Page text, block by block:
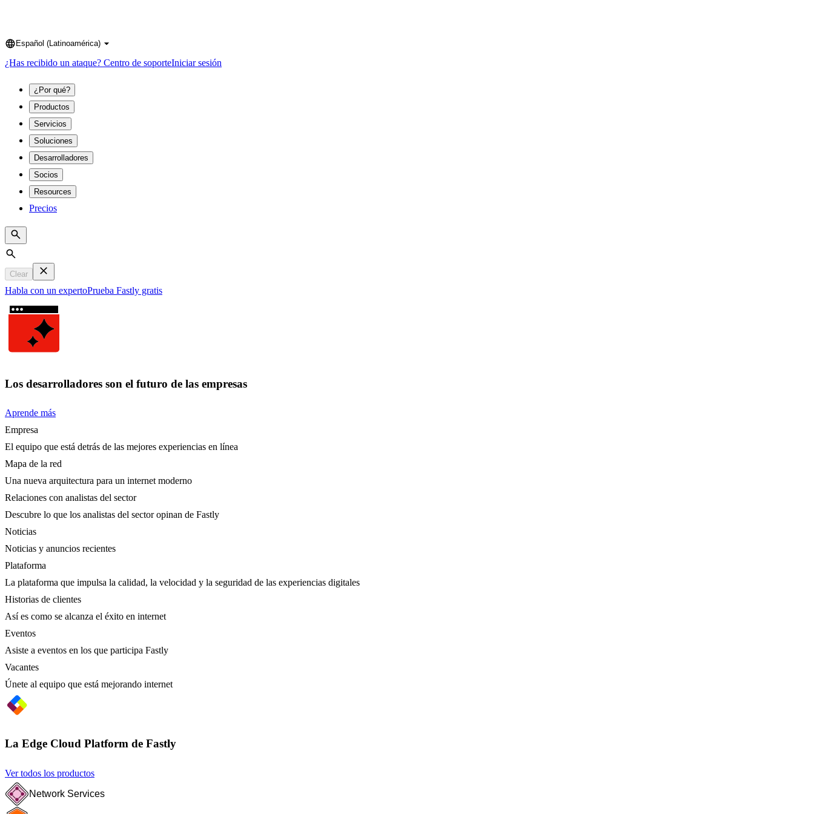
Language
Español (Latinoamérica)
¿Has recibido un ataque? Centro de soporteIniciar sesión
¿Por qué?
Productos
Servicios
Soluciones
Desarrolladores
Socios
Resources
Precios
Search
Clear
Habla con un expertoPrueba Fastly gratis
Los desarrolladores son el futuro de las empresas
Aprende más
Empresa
El equipo que está detrás de las mejores experiencias en línea
Mapa de la red
Una nueva arquitectura para un internet moderno
Relaciones con analistas del sector
Descubre lo que los analistas del sector opinan de Fastly
Noticias
Noticias y anuncios recientes
Plataforma
La plataforma que impulsa la calidad, la velocidad y la seguridad de las experiencias digitales
Historias de clientes
Así es como se alcanza el éxito en internet
Eventos
Asiste a eventos en los que participa Fastly
Vacantes
Únete al equipo que está mejorando internet
La Edge Cloud Platform de Fastly
Ver todos los productos
Network Services